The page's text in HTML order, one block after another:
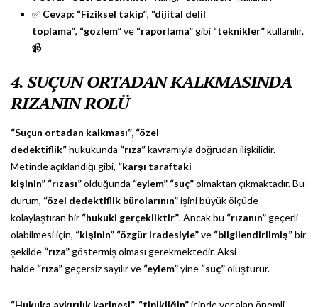
✅ Cevap: “Fiziksel takip”, “dijital delil
toplama”, “gözlem”ve “raporlama”gibi “teknikler”kullanılır.
📹
4. SUÇUN ORTADAN KALKMASINDA
RIZANIN ROLÜ
“Suçun ortadan kalkması”, “özel
dedektiflik”hukukunda “rıza”kavramıyla doğrudan ilişkilidir.
Metinde açıklandığı gibi, “karşı taraftaki
kişinin” “rızası”olduğunda “eylem” “suç”olmaktan çıkmaktadır. Bu
durum, “özel dedektiflik bürolarının”işini büyük ölçüde
kolaylaştıran bir “hukuki gerçekliktir”. Ancak bu “rızanın”geçerli
olabilmesi için, “kişinin” “özgür iradesiyle”ve “bilgilendirilmiş”bir
şekilde “rıza”göstermiş olması gerekmektedir. Aksi
halde “rıza”geçersiz sayılır ve “eylem”yine “suç”oluşturur.
“Hukuka aykırılık karinesi”, “tipikliğin”içinde yer alan önemli